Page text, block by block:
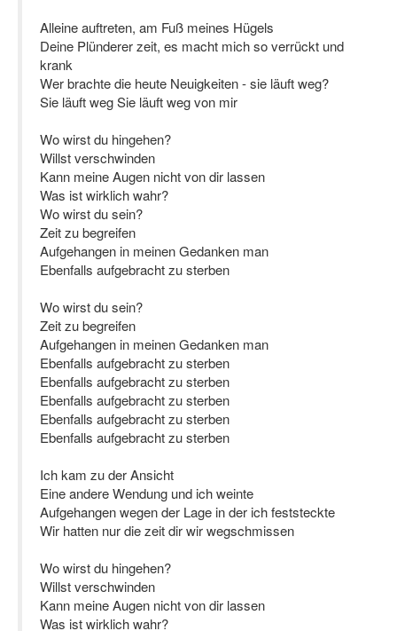
Alleine auftreten, am Fuß meines Hügels
Deine Plünderer zeit, es macht mich so verrückt und
krank
Wer brachte die heute Neuigkeiten - sie läuft weg?
Sie läuft weg Sie läuft weg von mir
Wo wirst du hingehen?
Willst verschwinden
Kann meine Augen nicht von dir lassen
Was ist wirklich wahr?
Wo wirst du sein?
Zeit zu begreifen
Aufgehangen in meinen Gedanken man
Ebenfalls aufgebracht zu sterben
Wo wirst du sein?
Zeit zu begreifen
Aufgehangen in meinen Gedanken man
Ebenfalls aufgebracht zu sterben
Ebenfalls aufgebracht zu sterben
Ebenfalls aufgebracht zu sterben
Ebenfalls aufgebracht zu sterben
Ebenfalls aufgebracht zu sterben
Ich kam zu der Ansicht
Eine andere Wendung und ich weinte
Aufgehangen wegen der Lage in der ich feststeckte
Wir hatten nur die zeit dir wir wegschmissen
Wo wirst du hingehen?
Willst verschwinden
Kann meine Augen nicht von dir lassen
Was ist wirklich wahr?